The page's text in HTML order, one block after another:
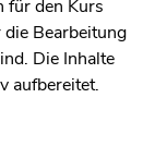
für den Kurs
Bearbeitung
Die Inhalte
aufbereitet.